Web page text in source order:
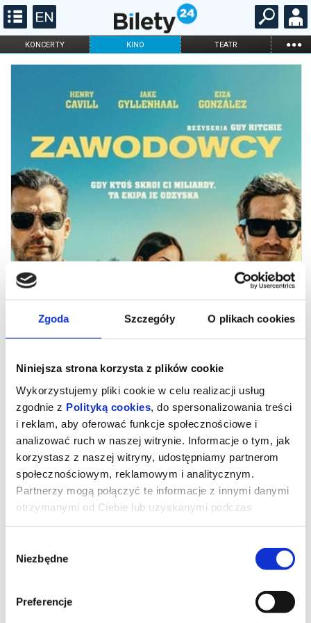
Zgoda Szczegóły O plikach cookies
Niniejsza strona korzysta z plików cookie
Wykorzystujemy pliki cookie w celu realizacji usług
zgodnie z Polityką cookies , do spersonalizowania treści
i reklam, aby oferować funkcje społecznościowe i
analizować ruch w naszej witrynie. Informacje o tym, jak
korzystasz z naszej witryny, udostępniamy partnerom
społecznościowym, reklamowym i analitycznym.
Partnerzy mogą połączyć te informacje z innymi danymi
otrzymanymi od Ciebie lub uzyskanymi podczas
zgody
Niezbędne
Preferencje
KONCERTY KINO TEATR ...
FILHARMONIA OPERA I BALET
Zawodowcy
Eve, działająca w szarej strefie specjalistka od załatwiania
otrzymuje zlecenie od grupy nowojorskich inwestorów. Ma
odzyskać dług od mieszkającego na prywatnej wyspie,
dysponującego własną armią miliardera o szemranej reputacji.